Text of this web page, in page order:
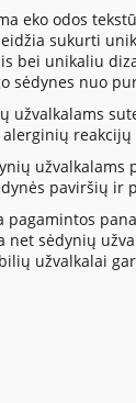
eko odos
sukurti
bei unikaliu
sėdynes nuo
užvalkalams
užvalkalams
paviršių ir
pagamintos
net sėdynių
užvalkalai